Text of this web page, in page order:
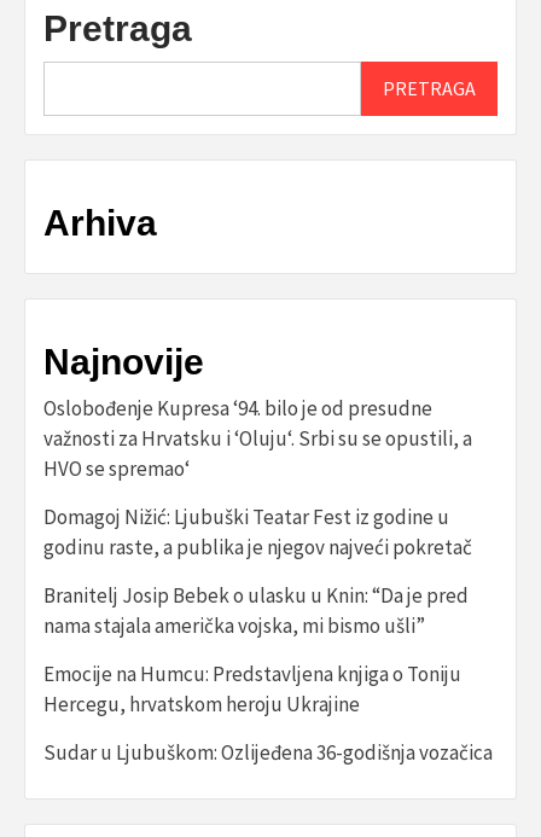
Pretraga
PRETRAGA
Arhiva
Najnovije
Oslobođenje Kupresa ‘94. bilo je od presudne
važnosti za Hrvatsku i ‘Oluju‘. Srbi su se opustili, a
HVO se spremao‘
Domagoj Nižić: Ljubuški Teatar Fest iz godine u
godinu raste, a publika je njegov najveći pokretač
Branitelj Josip Bebek o ulasku u Knin: “Da je pred
nama stajala američka vojska, mi bismo ušli”
Emocije na Humcu: Predstavljena knjiga o Toniju
Hercegu, hrvatskom heroju Ukrajine
Sudar u Ljubuškom: Ozlijeđena 36-godišnja vozačica